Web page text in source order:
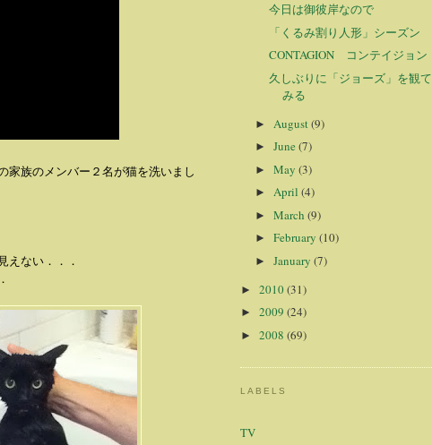
家族のメンバー２名が猫を洗いまし
えない．．．
今日は御彼岸なので
「くるみ割り人形」シーズン
CONTAGION コンテイジョン
久しぶりに「ジョーズ」を観て
みる
► August(9)
► June(7)
► May (3)
► April (4)
► March (9)
► February (10)
► January (7)
► 2010(31)
► 2009 (24)
► 2008 (69)
LABELS
TV